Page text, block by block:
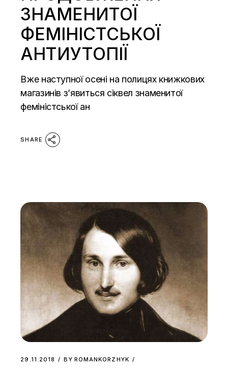
ЗНАМЕНИТОЇ
ФЕМІНІСТСЬКОЇ
АНТИУТОПІЇ
Вже наступної осені на полицях книжкових
магазинів з’явиться сіквел знаменитої
феміністської ан
SHARE
29.11.2018 BY ROMANKORZHYK